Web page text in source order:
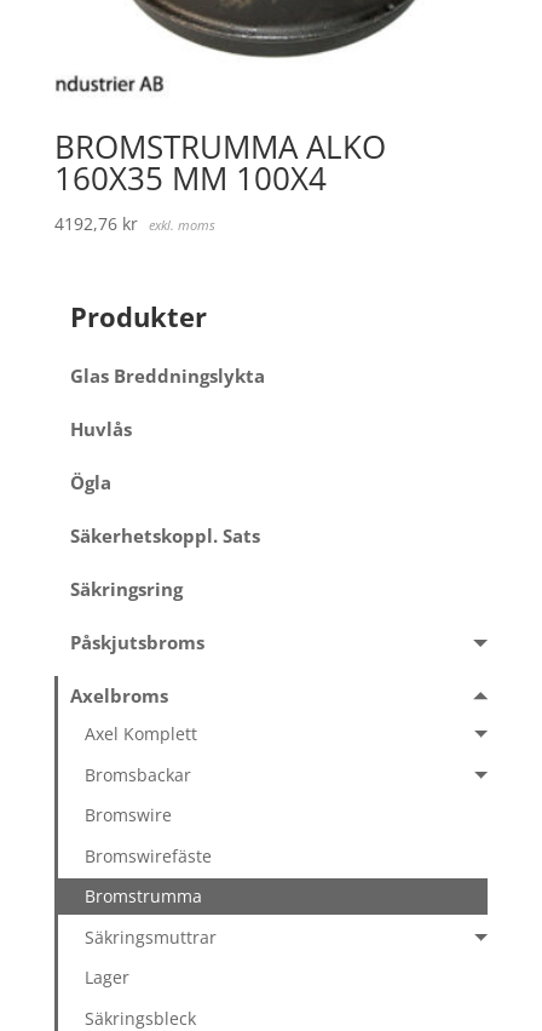
BROMSTRUMMA ALKO
160X35 MM 100X4
4192,76 kr exkl. moms
Produkter
Glas Breddningslykta
Huvlås
Ögla
Säkerhetskoppl. Sats
Säkringsring
Påskjutsbroms
Axelbroms
Axel Komplett
Bromsbackar
Bromswire
Bromswirefäste
Bromstrumma
Säkringsmuttrar
Lager
Säkringsbleck